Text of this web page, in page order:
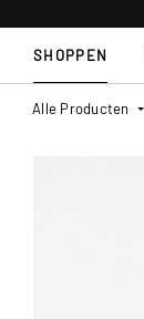
SHOPPEN
Alle Producten